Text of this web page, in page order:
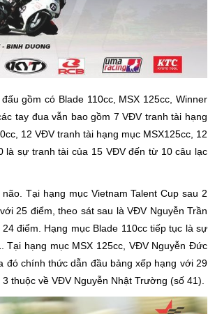
gồm có Blade 110cc, MSX 125cc, Winner
tay đua vẫn bao gồm 7 VĐV tranh tài hạng
12 VĐV tranh tài hạng mục MSX125cc, 12
là sự tranh tài của 15 VĐV đến từ 10 câu lạc
Tại hạng mục Vietnam Talent Cup sau 2
25 điểm, theo sát sau là VĐV Nguyễn Trần
điểm. Hạng mục Blade 110cc tiếp tục là sự
Tại hạng mục MSX 125cc, VĐV Nguyễn Đức
đó chính thức dẫn đầu bảng xếp hạng với 29
thuộc về VĐV Nguyễn Nhật Trường (số 41).